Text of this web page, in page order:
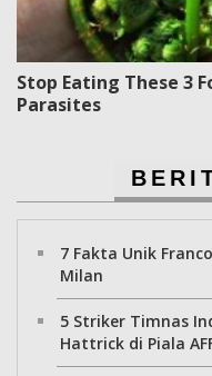
Stop Eating These 3
Parasites
7 Fakta Unik
Milan
5 Striker Timnas
Hattrick di Piala